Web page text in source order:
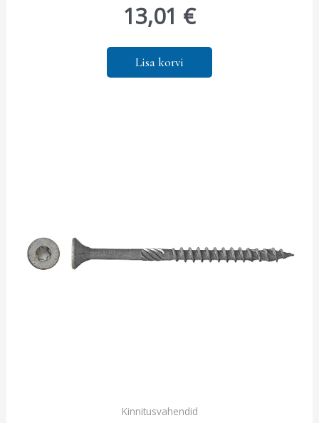
13,01 €
Lisa korvi
Kinnitusvahendid